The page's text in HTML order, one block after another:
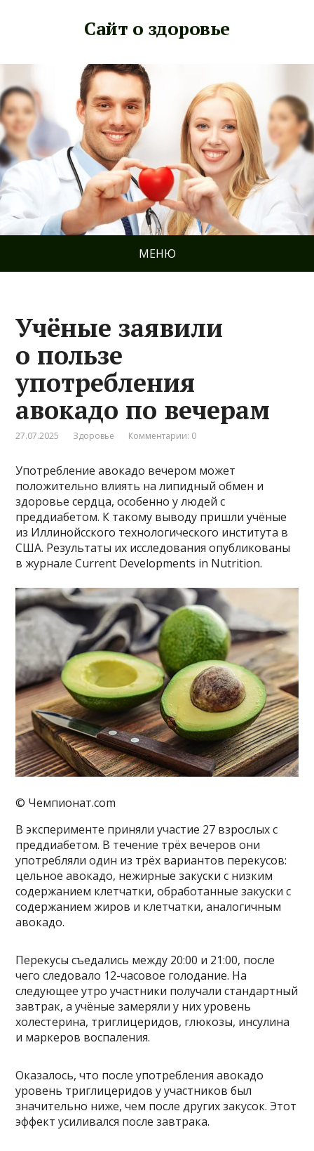
Сайт о здоровье
МЕНЮ
Учёные заявили
о пользе
употребления
авокадо по вечерам
27.07.2025 Здоровье Комментарии: 0
Употребление авокадо вечером может
положительно влиять на липидный обмен и
здоровье сердца, особенно у людей с
преддиабетом. К такому выводу пришли учёные
из Иллинойсского технологического института в
США. Результаты их исследования опубликованы
в журнале Current Developments in Nutrition.
© Чемпионат.com
В эксперименте приняли участие 27 взрослых с
преддиабетом. В течение трёх вечеров они
употребляли один из трёх вариантов перекусов:
цельное авокадо, нежирные закуски с низким
содержанием клетчатки, обработанные закуски с
содержанием жиров и клетчатки, аналогичным
авокадо.
Перекусы съедались между 20:00 и 21:00, после
чего следовало 12-часовое голодание. На
следующее утро участники получали стандартный
завтрак, а учёные замеряли у них уровень
холестерина, триглицеридов, глюкозы, инсулина
и маркеров воспаления.
Оказалось, что после употребления авокадо
уровень триглицеридов у участников был
значительно ниже, чем после других закусок. Этот
эффект усиливался после завтрака.